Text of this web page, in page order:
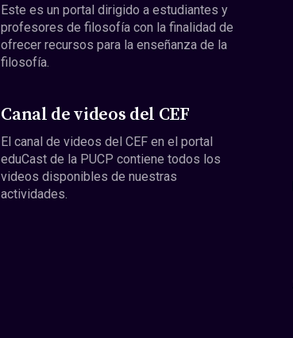
Este es un portal dirigido a estudiantes y
profesores de filosofía con la finalidad de
ofrecer recursos para la enseñanza de la
filosofía.
Canal de videos del CEF
El canal de videos del CEF en el portal
eduCast de la PUCP contiene todos los
videos disponibles de nuestras
actividades.